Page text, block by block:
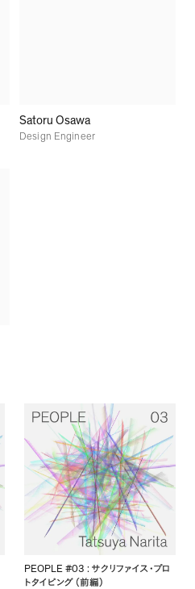
Satoru Osawa
Design Engineer
PEOPLE #03 : サクリファイス・プロ
トタイピング （前編 ）